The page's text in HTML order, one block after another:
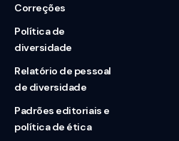
Correções
Política de
diversidade
Relatório de pessoal
de diversidade
Padrões editoriais e
política de ética